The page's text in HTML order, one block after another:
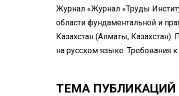
Журнал «Журнал «Труды
области фундаментальной и
Казахстан (Алматы,
на русском языке. Требования
ТЕМА